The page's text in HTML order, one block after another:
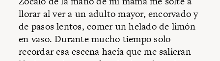
llorar al ver a un adulto mayor, encorvado y
de pasos lentos, comer un helado de limón
en vaso. Durante mucho tiempo solo
recordar esa escena hacía que me salieran